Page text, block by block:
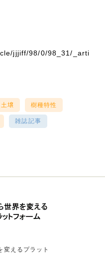
jjjiff/98/0/98_31/_arti
土壌 樹種特性
雑誌記事
変えるプラット